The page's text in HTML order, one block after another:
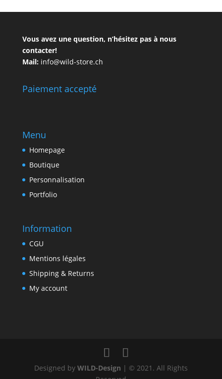
Vous avez une question, n’hésitez pas à nous
contacter!
Mail:info@wild-store.ch
Paiement accepté
Menu
Homepage
Boutique
Personnalisation
Portfolio
Information
CGU
Mentions légales
Shipping & Returns
My account
Designed by WILD-Design | © 2021. All Rights